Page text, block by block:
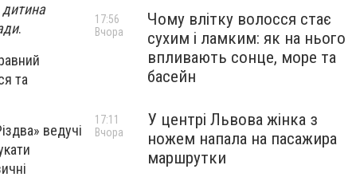
дитина
.
та
ведучі
Чому влітку волосся стає
сухим і ламким: як на нього
впливають сонце, море та
басейн
17:56
Вчора
У центрі Львова жінка з
ножем напала на пасажира
маршрутки
17:11
Вчора